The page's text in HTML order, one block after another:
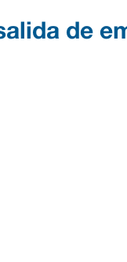
de